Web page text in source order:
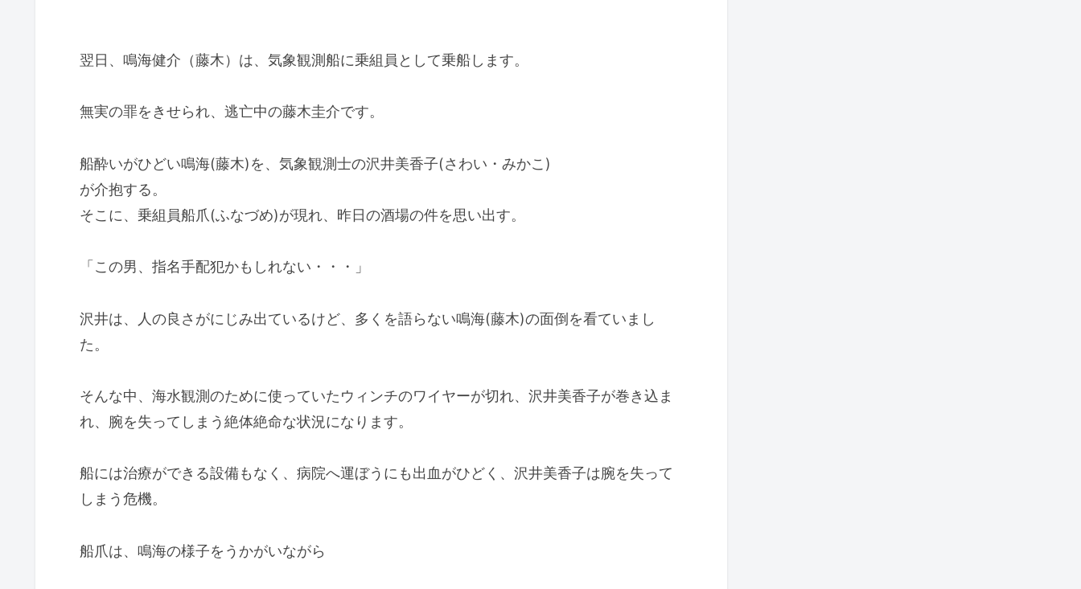
翌日、鳴海健介（藤木）は、気象観測船に乗組員として乗船します。
無実の罪をきせられ、逃亡中の藤木圭介です。
船酔いがひどい鳴海(藤木)を、気象観測士の沢井美香子(さわい・みかこ)
が介抱する。
そこに、乗組員船爪(ふなづめ)が現れ、昨日の酒場の件を思い出す。
「この男、指名手配犯かもしれない・・・」
沢井は、人の良さがにじみ出ているけど、多くを語らない鳴海(藤木)の面倒を看ていまし
た。
そんな中、海水観測のために使っていたウィンチのワイヤーが切れ、沢井美香子が巻き込ま
れ、腕を失ってしまう絶体絶命な状況になります。
船には治療ができる設備もなく、病院へ運ぼうにも出血がひどく、沢井美香子は腕を失って
しまう危機。
船爪は、鳴海の様子をうかがいながら